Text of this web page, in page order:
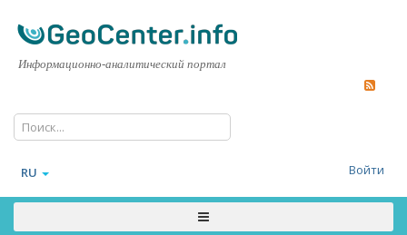
Информационно-аналитический портал
RU Войти